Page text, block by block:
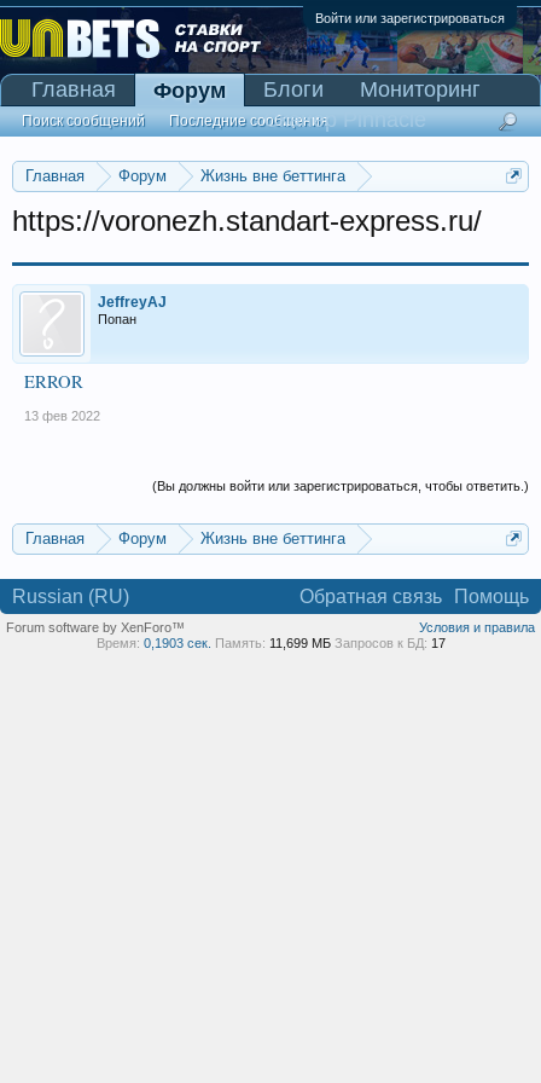
Войти или зарегистрироваться
Главная Форум
Жизнь вне беттинга
https://voronezh.standart-express.ru/
JeffreyAJ
Попан
ERROR
13 фев 2022
(Вы должны войти или зарегистрироваться, чтобы ответить.)
Главная Форум
Жизнь вне беттинга
Главная Форум
Поиск сообщений Последние сообщения
Блоги
Мониторинг
Сканер Pinnacle
Russian (RU) Обратная связь Помощь
Условия и правила
Forum software by XenForo™
Время: 0,1903 сек. Память: 11,699 МБ Запросов к БД: 17